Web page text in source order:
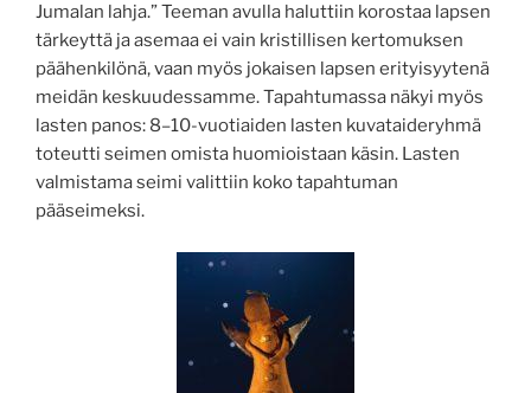
Jumalan lahja.” Teeman avulla haluttiin korostaa lapsen
tärkeyttä ja asemaa ei vain kristillisen kertomuksen
päähenkilönä, vaan myös jokaisen lapsen erityisyytenä
meidän keskuudessamme. Tapahtumassa näkyi myös
lasten panos: 8–10-vuotiaiden lasten kuvataideryhmä
toteutti seimen omista huomioistaan käsin. Lasten
valmistama seimi valittiin koko tapahtuman
pääseimeksi.